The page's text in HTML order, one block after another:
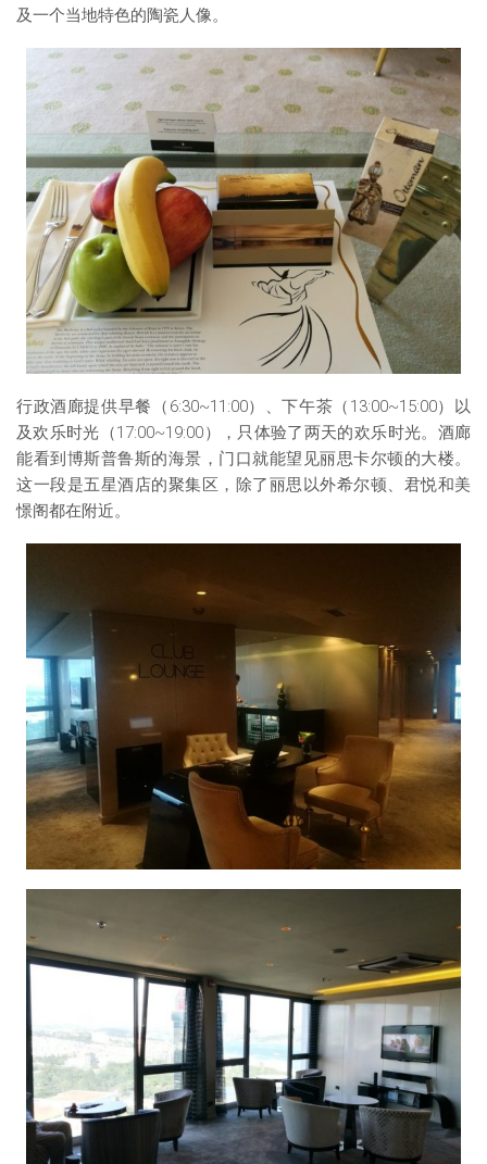
及一个当地特色的陶瓷人像。
行政酒廊提供早餐（6:30~11:00）、下午茶（13:00~15:00）以
及欢乐时光（17:00~19:00），只体验了两天的欢乐时光。酒廊
能看到博斯普鲁斯的海景，门口就能望见丽思卡尔顿的大楼。
这一段是五星酒店的聚集区，除了丽思以外希尔顿、君悦和美
憬阁都在附近。